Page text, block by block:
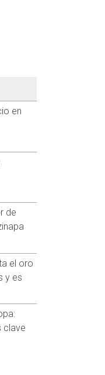
en
de
el oro
y es
clave